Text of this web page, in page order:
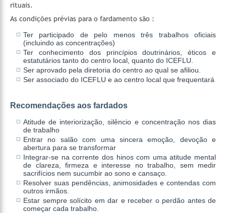
rituais.
As condições prévias para o fardamento são :
Ter participado de pelo menos três trabalhos oficiais
(incluindo as concentrações)
Ter conhecimento dos princípios doutrinários, éticos e
estatutários tanto do centro local, quanto do ICEFLU.
Ser aprovado pela diretoria do centro ao qual se afiliou.
Ser associado do ICEFLU e ao centro local que frequentará
Recomendações aos fardados
Atitude de interiorização, silêncio e concentração nos dias
de trabalho
Entrar no salão com uma sincera emoção, devoção e
abertura para se transformar
Integrar-se na corrente dos hinos com uma atitude mental
de clareza, firmeza e interesse no trabalho, sem medir
sacrifícios nem sucumbir ao sono e cansaço.
Resolver suas pendências, animosidades e contendas com
outros irmãos.
Estar sempre solícito em dar e receber o perdão antes de
começar cada trabalho.